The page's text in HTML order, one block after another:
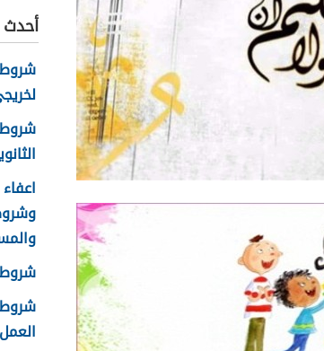
أحدث
شروط
شروط
شروط
العمل